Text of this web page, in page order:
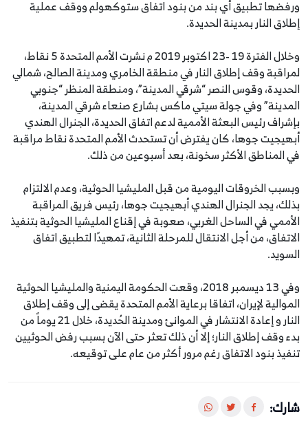
ورفضها تطبيق أي بند من بنود اتفاق ستوكهولم ووقف عملية
إطلاق النار بمدينة الحديدة.
وخلال الفترة 19 -23 اكتوبر 2019 م نشرت الأمم المتحدة 5 نقاط،
لمراقبة وقف إطلاق النار في منطقة الخامري ومدينة الصالح، شمالي
الحديدة، وقوس النصر “شرقي المدينة”، ‎ومنطقة المنظر “جنوبي
المدينة” وفي جولة سيتي ماكس بشارع صنعاء شرقي المدينة،
بإشراف رئيس البعثة الأممية لدعم اتفاق الحديدة، الجنرال الهندي
أبهيجيت جوها، كان يفترض أن تستحدث الأمم المتحدة نقاط مراقبة
في المناطق الأكثر سخونة، بعد أسبوعين من ذلك.
وبسبب الخروقات اليومية من قبل المليشيا الحوثية، وعدم الالتزام
بذلك، يجد الجنرال الهندي أبهيجيت جوها، رئيس فريق المراقبة
الأممي في الساحل الغربي، صعوبة في إقناع المليشيا الحوثية بتنفيذ
الاتفاق، من أجل الانتقال للمرحلة الثانية، تمهيدًا لتطبيق اتفاق
السويد.
وفي 13 ديسمبر 2018، وقعت الحكومة اليمنية والمليشيا الحوثية
الموالية لإيران، اتفاقا برعاية الأمم المتحدة يقضى إلى وقف إطلاق
النار و إعادة الانتشار في الموانئ ومدينة الحُديدة، خلال 21 يوماً من
بدء وقف إطلاق النار؛ إلا أن ذلك تعثر حتى الآن بسبب رفض الحوثيين
تنفيذ بنود الاتفاق رغم مرور أكثر من عام على توقيعه.
شارك: